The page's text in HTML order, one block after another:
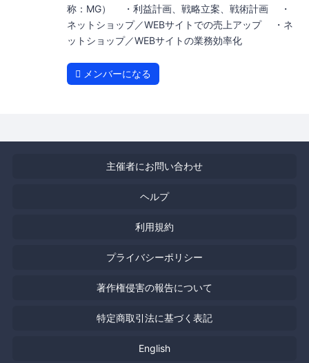
称：MG） ・利益計画、戦略立案、戦術計画 ・
ネットショップ／WEBサイトでの売上アップ ・ネ
ットショップ／WEBサイトの業務効率化
メンバーになる
主催者にお問い合わせ
ヘルプ
利用規約
プライバシーポリシー
著作権侵害の報告について
特定商取引法に基づく表記
English